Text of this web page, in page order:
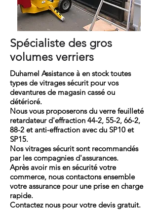
Spécialiste des gros
volumes verriers
Duhamel Assistance à en stock toutes
types de vitrages sécurit pour vos
devantures de magasin cassé ou
détérioré.
Nous vous proposeronsdu verre feuilleté
retardateur d'effraction 44-2, 55-2, 66-2,
88-2 et anti-effraction avec du SP10 et
SP15.
Nos vitrages sécurit sont recommandés
par les compagnies d'assurances.
Aprèsavoir mis en sécurité votre
commerce, nous contactons ensemble
votre assurance pour une prise en charge
rapide.
Contactez nous pour votre devis gratuit.